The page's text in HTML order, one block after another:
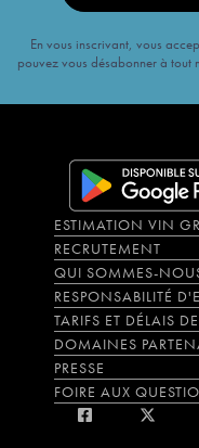
En vous inscrivant, vous
pouvez vous désabonner à tout
ESTIMATION VIN
RECRUTEMENT
QUI SOMMES-
RESPONSABILITÉ
TARIFS ET DÉLAIS
DOMAINES
PRESSE
FOIRE AUX